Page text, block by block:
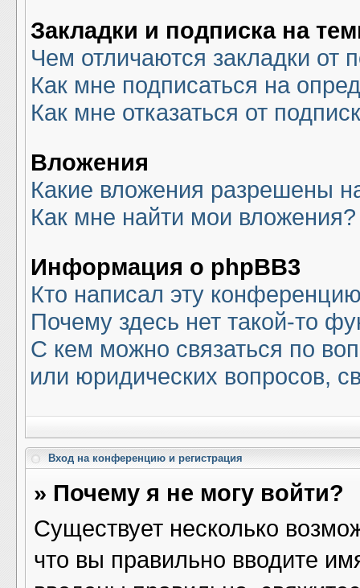
Закладки и подписка на
Чем отличаются закладки от
Как мне подписаться на
Как мне отказаться от
Вложения
Какие вложения разрешены
Как мне найти мои вложения?
Информация о phpBB3
Кто написал эту
Почему здесь нет такой-то
С кем можно связаться по
или юридических вопросов,
Вход на конференцию и регистрация
» Почему я не могу войти?
Существует несколько
что вы правильно вводите